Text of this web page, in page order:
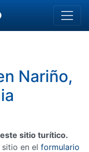
Nariño,
sitio turítico.
en el formulario